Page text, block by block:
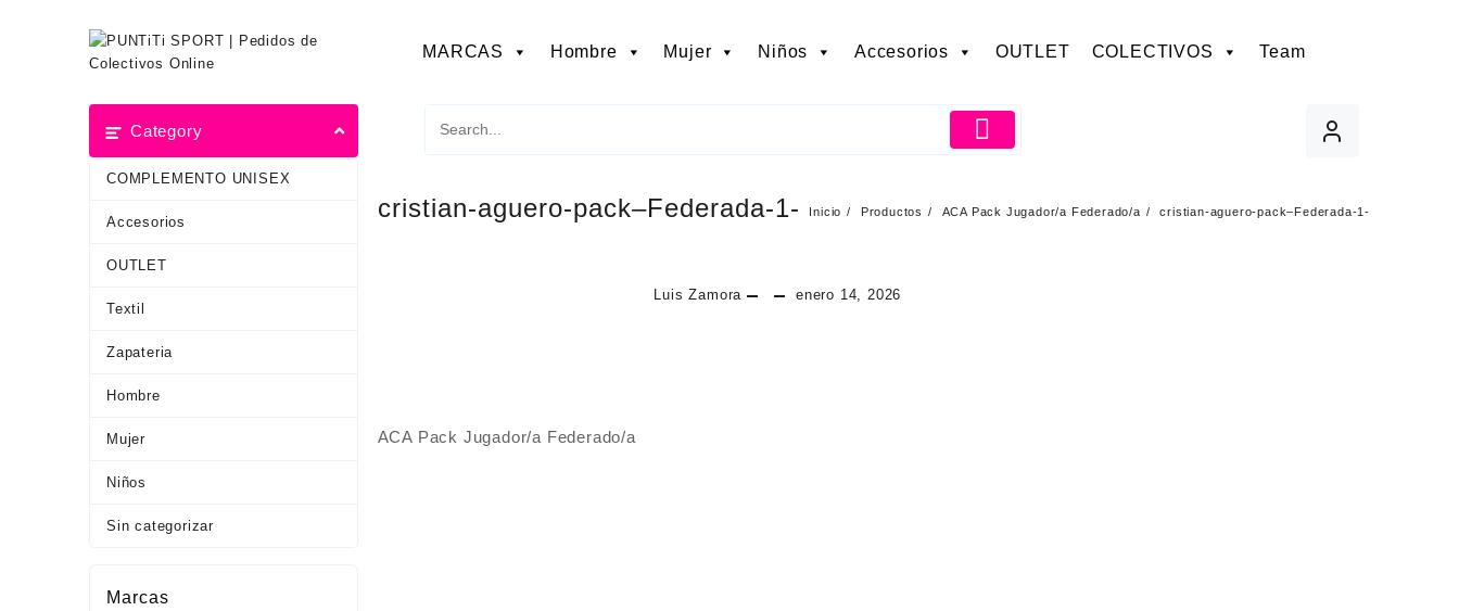
MARCAS Hombre Mujer Niños Accesorios OUTLET COLECTIVOS Team
Category
COMPLEMENTO UNISEX
Accesorios
OUTLET
Textil
Zapateria
Hombre
Mujer
Niños
Sin categorizar
cristian-aguero-pack–Federada-1- Inicio Productos ACA Pack Jugador/a Federado/a cristian-aguero-pack–Federada-1-
Luis Zamora enero 14, 2026
ACA Pack Jugador/a Federado/a
Marcas